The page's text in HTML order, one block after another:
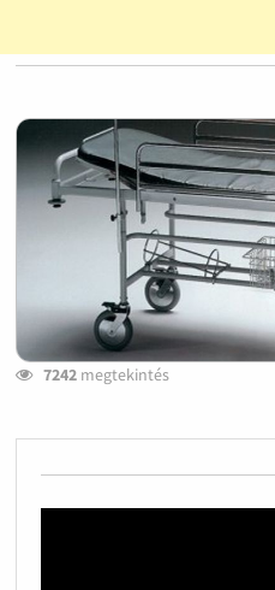
7242megtekintés